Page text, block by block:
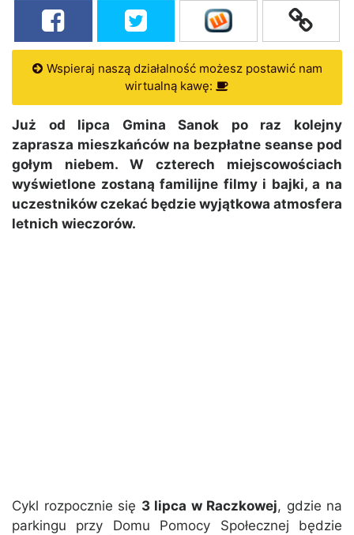
Wspieraj naszą działalność możesz postawić nam
wirtualną kawę:
Już od lipca Gmina Sanok po raz kolejny
zaprasza mieszkańców na bezpłatne seanse pod
gołym niebem. W czterech miejscowościach
wyświetlone zostaną familijne filmy i bajki, a na
uczestników czekać będzie wyjątkowa atmosfera
letnich wieczorów.
Cykl rozpocznie się 3 lipca w Raczkowej, gdzie na
parkingu przy Domu Pomocy Społecznej będzie